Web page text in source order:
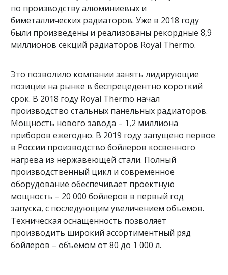
по производству алюминиевых и
биметаллических радиаторов. Уже в 2018 году
были произведены и реализованы рекордные 8,9
миллионов секций радиаторов Royal Thermo.
Это позволило компании занять лидирующие
позиции на рынке в беспрецедентно короткий
срок. В 2018 году Royal Thermo начал
производство стальных панельных радиаторов.
Мощность нового завода – 1,2 миллиона
приборов ежегодно. В 2019 году запущено первое
в России производство бойлеров косвенного
нагрева из нержавеющей стали. Полный
производственный цикл и современное
оборудование обеспечивает проектную
мощность – 20 000 бойлеров в первый год
запуска, с последующим увеличением объемов.
Техническая оснащенность позволяет
производить широкий ассортиментный ряд
бойлеров – объемом от 80 до 1 000 л.